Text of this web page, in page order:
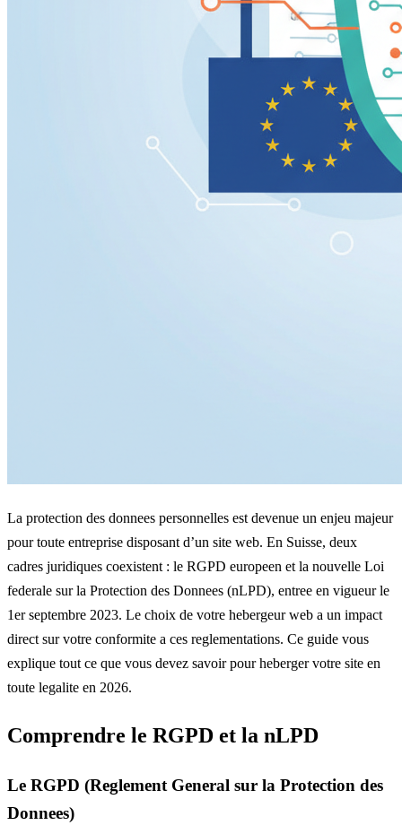
La protection des donnees personnelles est devenue un enjeu majeur
pour toute entreprise disposant d’un site web. En Suisse, deux
cadres juridiques coexistent : le RGPD europeen et la nouvelle Loi
federale sur la Protection des Donnees (nLPD), entree en vigueur le
1er septembre 2023. Le choix de votre hebergeur web a un impact
direct sur votre conformite a ces reglementations. Ce guide vous
explique tout ce que vous devez savoir pour heberger votre site en
toute legalite en 2026.
Comprendre le RGPD et la nLPD
Le RGPD (Reglement General sur la Protection des
Donnees)